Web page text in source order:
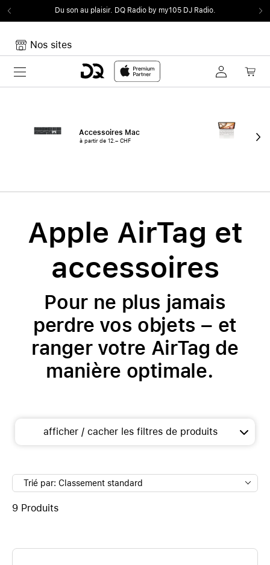
Du son au plaisir. DQ Radio by my105 DJ Radio.
Nos sites
Toggle navigation
Accessoires Mac
à partir de 12.– CHF à
Apple AirTag et
accessoires
Pour ne plus jamais
perdre vos objets – et
ranger votre AirTag de
manière optimale.
afficher / cacher les filtres de produits
Trié par: Classement standard
9 Produits